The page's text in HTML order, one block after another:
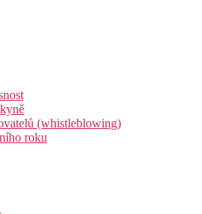
(whistleblowing)
roku